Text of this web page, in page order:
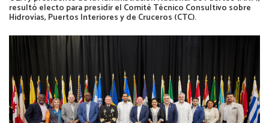
resultó electo para presidir el Comité Técnico Consultivo sobre
Hidrovías, Puertos Interiores y de Cruceros (CTC).